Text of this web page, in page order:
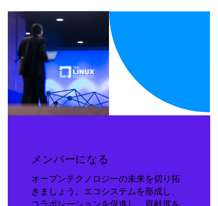
メンバーになる
オープンテクノロジーの未来を切り拓
きましょう。エコシステムを形成し、